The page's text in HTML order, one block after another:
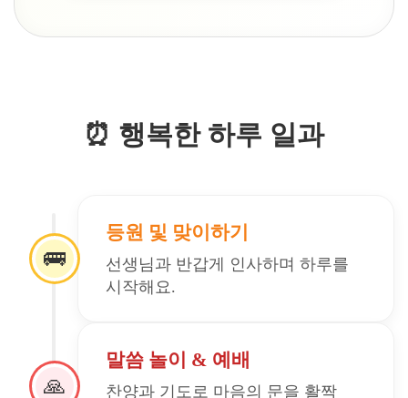
⏰ 행복한 하루 일과
🚌
등원 및 맞이하기
선생님과 반갑게 인사하며 하루를
시작해요.
🙏
말씀 놀이 & 예배
찬양과 기도로 마음의 문을 활짝